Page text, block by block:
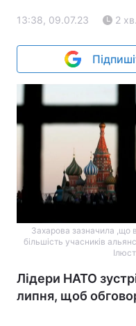
13:38, 09.07.23 2 хв.
Захарова зазначила ,що
більшість учасників
Лідери НАТО
липня, щоб